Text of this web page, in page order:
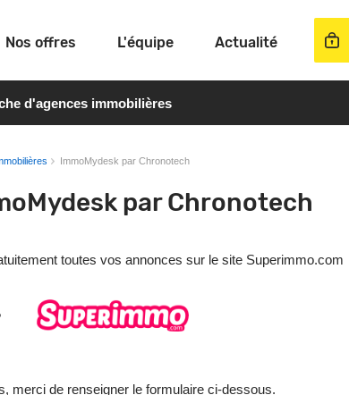
Nos offres L'équipe Actualité
d'agences immobilières
ImmoMydesk par Chronotech
par Chronotech
toutes vos annonces sur le site Superimmo.com
merci de renseigner le formulaire ci-dessous.